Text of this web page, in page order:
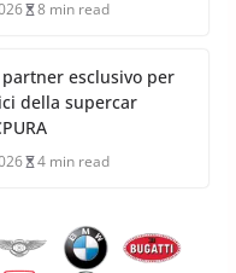
8 min read
esclusivo per
della supercar
4 min read